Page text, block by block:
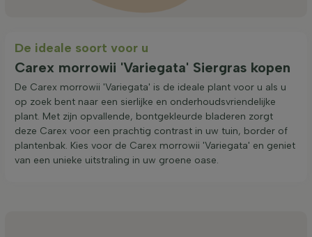
De ideale soort voor u
Carex morrowii 'Variegata' Siergras kopen
De Carex morrowii 'Variegata' is de ideale plant voor u als u
op zoek bent naar een sierlijke en onderhoudsvriendelijke
plant. Met zijn opvallende, bontgekleurde bladeren zorgt
deze Carex voor een prachtig contrast in uw tuin, border of
plantenbak. Kies voor de Carex morrowii 'Variegata' en geniet
van een unieke uitstraling in uw groene oase.